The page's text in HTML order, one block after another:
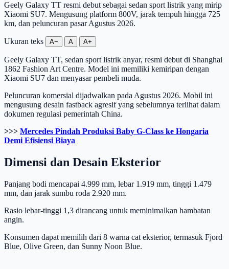
Geely Galaxy TT resmi debut sebagai sedan sport listrik yang mirip
Xiaomi SU7. Mengusung platform 800V, jarak tempuh hingga 725
km, dan peluncuran pasar Agustus 2026.
Ukuran teks A− A A+
Geely Galaxy TT, sedan sport listrik anyar, resmi debut di Shanghai
1862 Fashion Art Centre. Model ini memiliki kemiripan dengan
Xiaomi SU7 dan menyasar pembeli muda.
Peluncuran komersial dijadwalkan pada Agustus 2026. Mobil ini
mengusung desain fastback agresif yang sebelumnya terlihat dalam
dokumen regulasi pemerintah China.
>>> Mercedes Pindah Produksi Baby G-Class ke Hongaria
Demi Efisiensi Biaya
Dimensi dan Desain Eksterior
Panjang bodi mencapai 4.999 mm, lebar 1.919 mm, tinggi 1.479
mm, dan jarak sumbu roda 2.920 mm.
Rasio lebar-tinggi 1,3 dirancang untuk meminimalkan hambatan
angin.
Konsumen dapat memilih dari 8 warna cat eksterior, termasuk Fjord
Blue, Olive Green, dan Sunny Noon Blue.